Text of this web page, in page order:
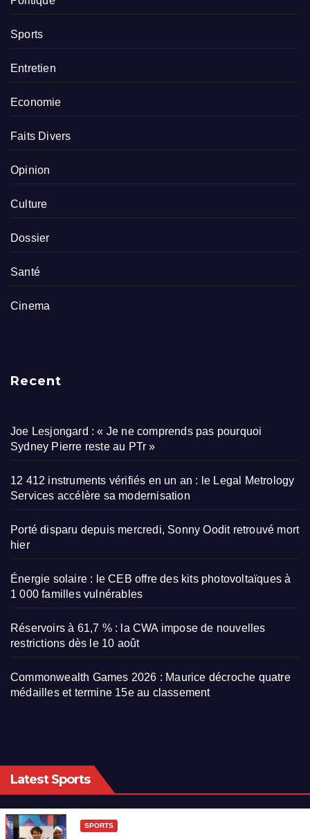
Sports
Entretien
Economie
Faits Divers
Opinion
Culture
Dossier
Santé
Cinema
Recent
Joe Lesjongard : « Je ne comprends pas pourquoi
Sydney Pierre reste au PTr »
12 412 instruments vérifiés en un an : le Legal Metrology
Services accélère sa modernisation
Porté disparu depuis mercredi, Sonny Oodit retrouvé mort
hier
Énergie solaire : le CEB offre des kits photovoltaïques à
1 000 familles vulnérables
Réservoirs à 61,7 % : la CWA impose de nouvelles
restrictions dès le 10 août
Commonwealth Games 2026 : Maurice décroche quatre
médailles et termine 15e au classement
Latest Sports
SPORTS